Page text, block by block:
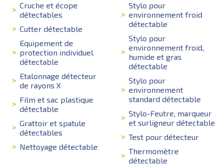
Cruche et écope
détectables
Cutter détectable
Equipement de
protection individuel
détectable
Etalonnage détecteur
de rayons X
Film et sac plastique
détectable
Grattoir et spatule
détectables
Nettoyage détectable
Stylo pour
environnement froid
détectable
Stylo pour
environnement froid,
humide et gras
détectable
Stylo pour
environnement
standard détectable
Stylo-Feutre, marqueur
et surligneur détectable
Test pour détecteur
Thermomètre
détectable